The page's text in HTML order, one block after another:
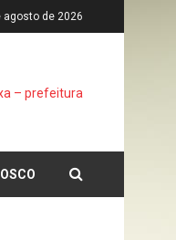
agosto de 2026